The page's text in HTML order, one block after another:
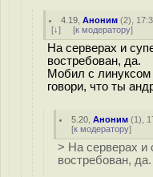
4.19 ,Аноним (2),
[↓] [к модератору]
На серверах и
востребован, да.
Мобил с линуксом
говори, что ты
5.20 ,Аноним (1),
[к модератору]
> На серверах и
востребован, да.